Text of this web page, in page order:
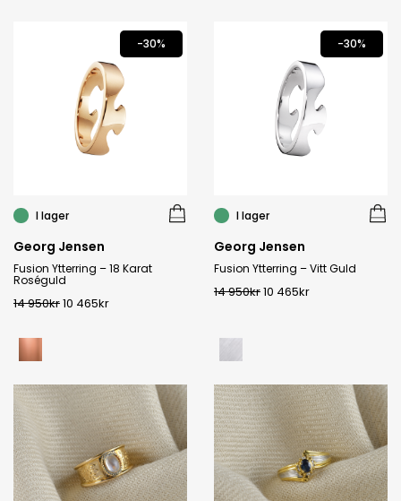
-30%
I lager
Georg Jensen
Fusion Ytterring – 18 Karat
Roséguld
14 950kr10 465kr
-30%
I lager
Georg Jensen
Fusion Ytterring – Vitt Guld
14 950kr10 465kr